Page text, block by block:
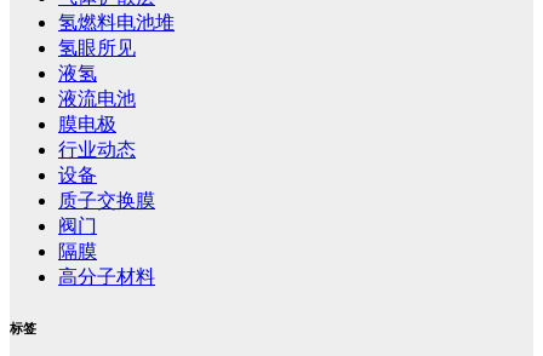
氢燃料电池堆
氢眼所见
液氢
液流电池
膜电极
行业动态
设备
质子交换膜
阀门
隔膜
高分子材料
标签